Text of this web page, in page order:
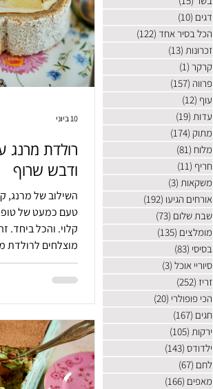
רולדת מרנג
ודבש שרוף
השילוב של מרנג,
טעם כמעט של
קלוי. והכל ביחד.
מוצלחים לרולדת
10 ביוני
דגים (10)
הכל בסיר אחד (122)
זכרונות (13)
קרקר (1)
פרווה (157)
עוף (12)
עדות (19)
מתוק (174)
מלוח (81)
חריף (11)
משקאות (3)
אורחים הגיעו (192)
שבת שלום (73)
מומלצים (135)
בסיסי (83)
סיוריי אוכל (3)
זריז (252)
הכי פופולרי (20)
חגים (167)
ירקות (105)
ילדודס (143)
לחם (67)
מאפים (166)